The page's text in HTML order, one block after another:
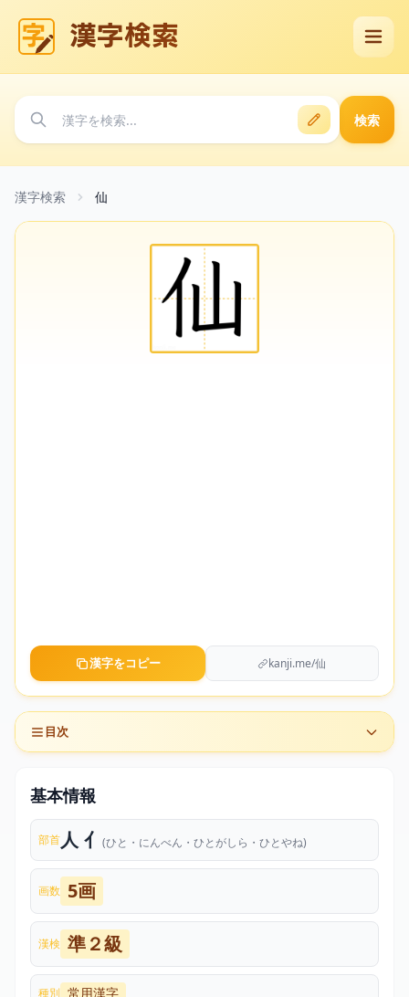
漢字検索
検索
漢字検索 仙
漢字をコピー kanji.me/仙
目次
基本情報
部首 人 亻 (ひと・にんべん・ひとがしら・ひとやね)
画数 5画
漢検 準２級
種別 常用漢字